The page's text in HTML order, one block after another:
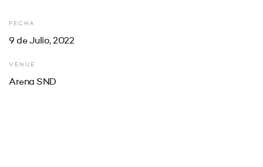
FECHA
9 de Julio, 2022
VENUE
Arena SND